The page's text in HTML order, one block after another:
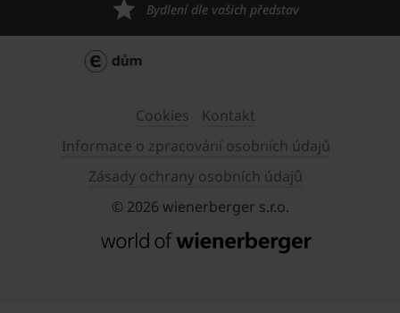
Bydlení dle vašich představ
Cookies
Kontakt
Informace o zpracování osobních údajů
Zásady ochrany osobních údajů
© 2026 wienerberger s.r.o.